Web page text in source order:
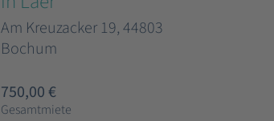
Am Kreuzacker 19, 44803
Bochum
750,00 €
Gesamtmiete